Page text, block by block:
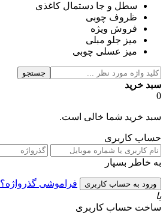
سطل و جا دستمال کاغذی
ظروف چوبی
فروش ویژه
میز جلو مبلی
میز عسلی چوبی
جستجو
سبد خرید
0
سبد خرید شما خالی است.
حساب کاربری
به خاطر بسپار
فراموشی گذرواژه؟
یا
ساخت حساب کاربری